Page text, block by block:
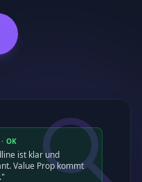
OK
ist klar und
Value Prop kommt